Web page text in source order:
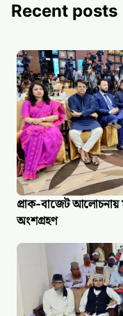
Recent posts
প্রাক-বাজেট আলোচনায়
অংশগ্রহণ